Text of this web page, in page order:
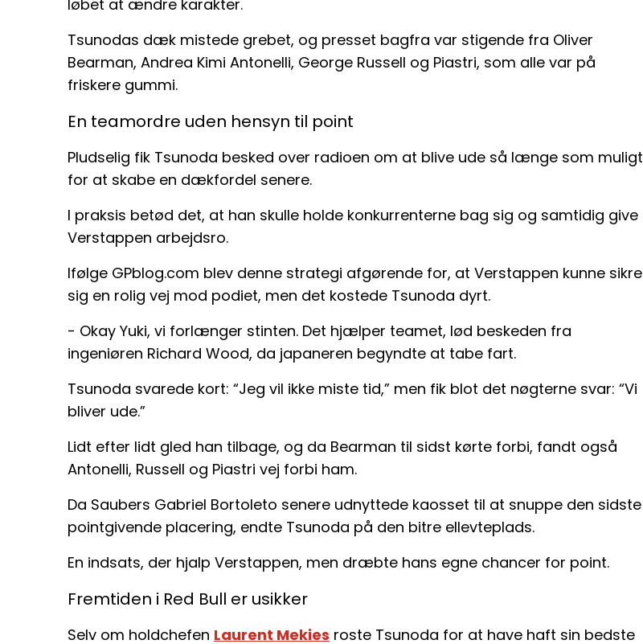
løbet at ændre karakter.
Tsunodas dæk mistede grebet, og presset bagfra var stigende fra Oliver
Bearman, Andrea Kimi Antonelli, George Russell og Piastri, som alle var på
friskere gummi.
En teamordre uden hensyn til point
Pludselig fik Tsunoda besked over radioen om at blive ude så længe som muligt
for at skabe en dækfordel senere.
I praksis betød det, at han skulle holde konkurrenterne bag sig og samtidig give
Verstappen arbejdsro.
Ifølge GPblog.com blev denne strategi afgørende for, at Verstappen kunne sikre
sig en rolig vej mod podiet, men det kostede Tsunoda dyrt.
- Okay Yuki, vi forlænger stinten. Det hjælper teamet, lød beskeden fra
ingeniøren Richard Wood, da japaneren begyndte at tabe fart.
Tsunoda svarede kort: “Jeg vil ikke miste tid,” men fik blot det nøgterne svar: “Vi
bliver ude.”
Lidt efter lidt gled han tilbage, og da Bearman til sidst kørte forbi, fandt også
Antonelli, Russell og Piastri vej forbi ham.
Da Saubers Gabriel Bortoleto senere udnyttede kaosset til at snuppe den sidste
pointgivende placering, endte Tsunoda på den bitre ellevteplads.
En indsats, der hjalp Verstappen, men dræbte hans egne chancer for point.
Fremtiden i Red Bull er usikker
Selv om holdchefen Laurent Mekies roste Tsunoda for at have haft sin bedste